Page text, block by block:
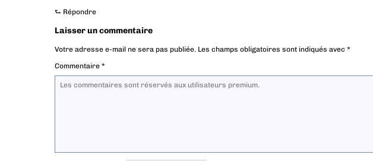
⮑ Répondre
Laisser un commentaire
Votre adresse e-mail ne sera pas publiée. Les champs obligatoires sont indiqués avec *
Commentaire *